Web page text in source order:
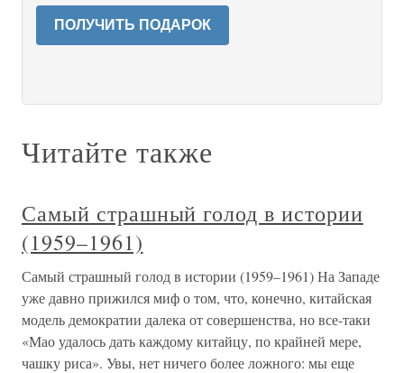
ПОЛУЧИТЬ ПОДАРОК
Читайте также
Самый страшный голод в истории
(1959–1961)
Самый страшный голод в истории (1959–1961) На Западе
уже давно прижился миф о том, что, конечно, китайская
модель демократии далека от совершенства, но все-таки
«Мао удалось дать каждому китайцу, по крайней мере,
чашку риса». Увы, нет ничего более ложного: мы еще